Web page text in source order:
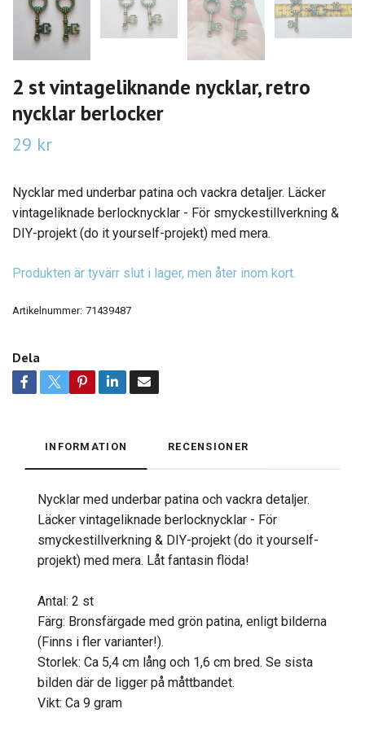
2 st vintageliknande nycklar, retro
nycklar berlocker
29 kr
Nycklar med underbar patina och vackra detaljer. Läcker
vintageliknade berlocknycklar - För smyckestillverkning &
DIY-projekt (do it yourself-projekt) med mera.
Produkten är tyvärr slut i lager, men åter inom kort.
Artikelnummer: 71439487
Dela
INFORMATION RECENSIONER
Nycklar med underbar patina och vackra detaljer.
Läcker vintageliknade berlocknycklar - För
smyckestillverkning & DIY-projekt (do it yourself-
projekt) med mera. Låt fantasin flöda!
Antal: 2 st
Färg: Bronsfärgade med grön patina, enligt bilderna
(Finns i fler varianter!).
Storlek: Ca 5,4 cm lång och 1,6 cm bred. Se sista
bilden där de ligger på måttbandet.
Vikt: Ca 9 gram